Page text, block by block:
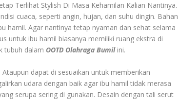
Terlihat Stylish Di Masa Kehamilan Kalian Nantinya.
cuaca, seperti angin, hujan, dan suhu dingin. Bahan
hamil. Agar nantinya tetap nyaman dan sehat selama
untuk ibu hamil biasanya memiliki ruang ekstra di
tubuh dalam OOTD Olahraga Bumilini.
dapat di sesuaikan untuk memberikan
udara dengan baik agar ibu hamil tidak merasa
serupa sering di gunakan. Desain dengan tali serut